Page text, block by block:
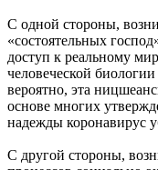
С одной стороны,
«состоятельных
доступ к реальному
человеческой
вероятно, эта
основе многих
надежды коронавирус
С другой стороны,